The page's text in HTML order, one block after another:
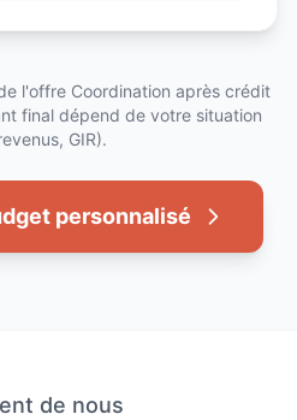
l'offre Coordination après crédit
final dépend de votre situation
GIR).
personnalisé
de nous